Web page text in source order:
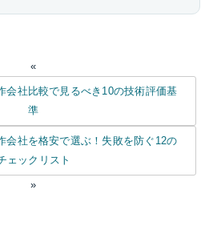
«
会社比較で見るべき10の技術評価基
準
会社を格安で選ぶ！失敗を防ぐ12の
ェックリスト
»